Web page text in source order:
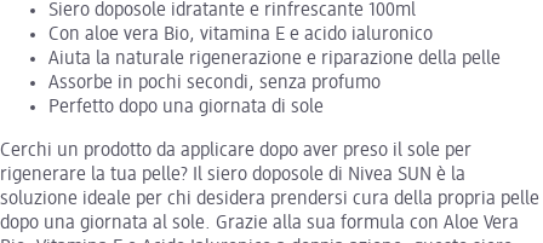
Siero doposole idratante e rinfrescante 100ml
Con aloe vera Bio, vitamina E e acido ialuronico
Aiuta la naturale rigenerazione e riparazione della pelle
Assorbe in pochi secondi, senza profumo
Perfetto dopo una giornata di sole
Cerchi un prodotto da applicare dopo aver preso il sole per
rigenerare la tua pelle? Il siero doposole di Nivea SUN è la
soluzione ideale per chi desidera prendersi cura della propria pelle
dopo una giornata al sole. Grazie alla sua formula con Aloe Vera